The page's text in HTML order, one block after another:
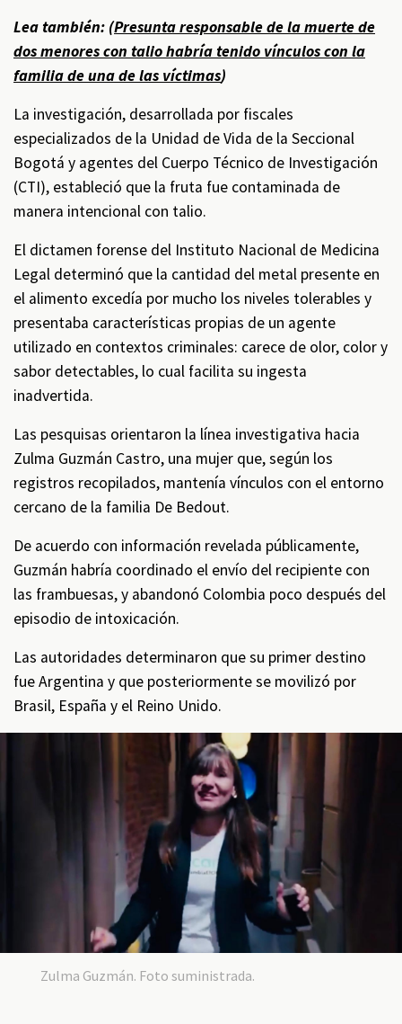
Lea también: (Presunta responsable de la muerte de
dos menores con talio habría tenido vínculos con la
familia de una de las víctimas)
La investigación, desarrollada por fiscales
especializados de la Unidad de Vida de la Seccional
Bogotá y agentes del Cuerpo Técnico de Investigación
(CTI), estableció que la fruta fue contaminada de
manera intencional con talio.
El dictamen forense del Instituto Nacional de Medicina
Legal determinó que la cantidad del metal presente en
el alimento excedía por mucho los niveles tolerables y
presentaba características propias de un agente
utilizado en contextos criminales: carece de olor, color y
sabor detectables, lo cual facilita su ingesta
inadvertida.
Las pesquisas orientaron la línea investigativa hacia
Zulma Guzmán Castro, una mujer que, según los
registros recopilados, mantenía vínculos con el entorno
cercano de la familia De Bedout.
De acuerdo con información revelada públicamente,
Guzmán habría coordinado el envío del recipiente con
las frambuesas, y abandonó Colombia poco después del
episodio de intoxicación.
Las autoridades determinaron que su primer destino
fue Argentina y que posteriormente se movilizó por
Brasil, España y el Reino Unido.
Zulma Guzmán. Foto suministrada.